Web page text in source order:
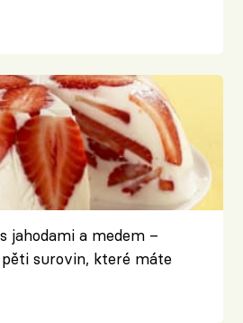
v dezert
jahodami a medem –
surovin, které máte